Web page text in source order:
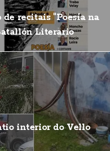
recitais "Poesía na
Literario
interior do Vello